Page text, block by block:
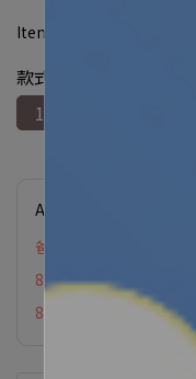
Item No.:
款式
1入
Applicable Promotions
爸氣育兒．加價購
8月限定滿88贈
8月限定滿額贈